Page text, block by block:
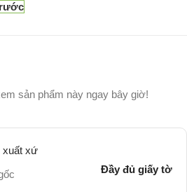
sản phẩm này ngay bây giờ!
xuất xứ
Đầy đủ giấy tờ